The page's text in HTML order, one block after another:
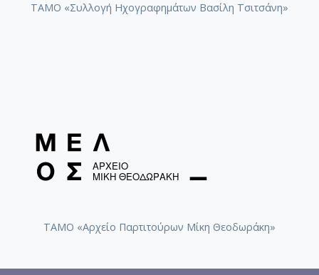
ΤΑΜΟ «Συλλογή Ηχογραφημάτων Βασίλη Τσιτσάνη»
ΤΑΜΟ «Αρχείο Παρτιτούρων Μίκη Θεοδωράκη»